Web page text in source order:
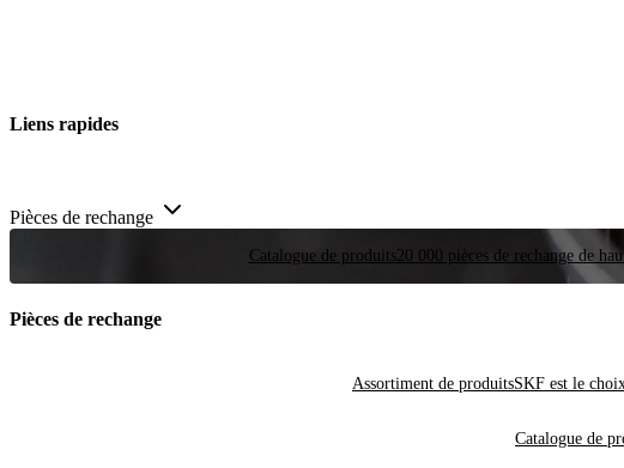
Liens rapides
Pièces de rechange
Catalogue de produits20 000 pièces de rechange de
Pièces de rechange
Assortiment de produitsSKF est le
Catalogue de